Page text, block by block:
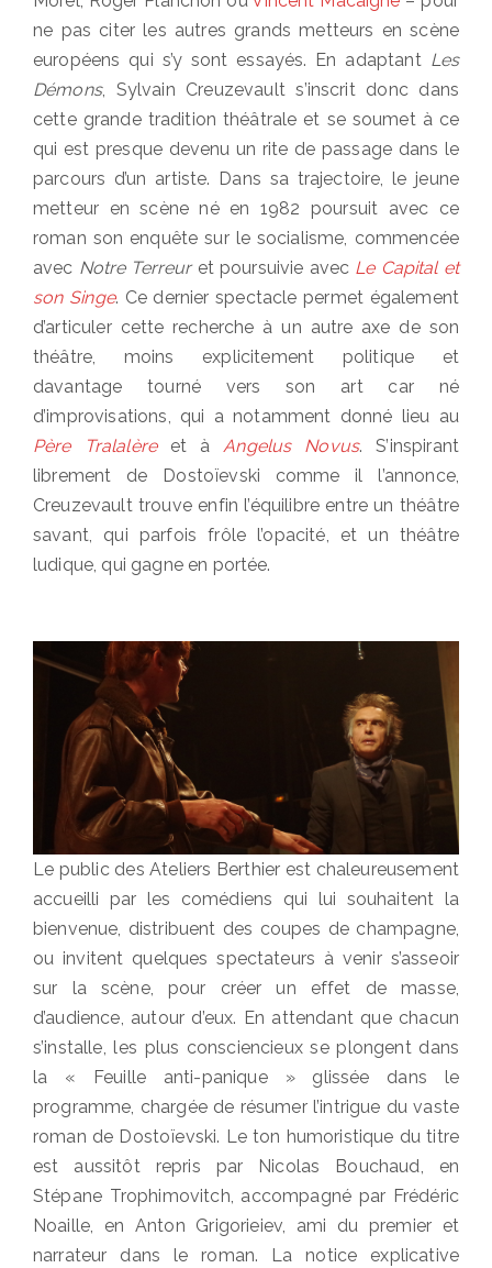
ne pas citer les autres grands metteurs en scène
européens qui s’y sont essayés. En adaptant Les
Démons, Sylvain Creuzevault s’inscrit donc dans
cette grande tradition théâtrale et se soumet à ce
qui est presque devenu un rite de passage dans le
parcours d’un artiste. Dans sa trajectoire, le jeune
metteur en scène né en 1982 poursuit avec ce
roman son enquête sur le socialisme, commencée
avec Notre Terreur et poursuivie avec Le Capital et
son Singe. Ce dernier spectacle permet également
d’articuler cette recherche à un autre axe de son
théâtre, moins explicitement politique et
davantage tourné vers son art car né
d’improvisations, qui a notamment donné lieu au
Père Tralalèreet àAngelus Novus. S’inspirant
librement de Dostoïevski comme il l’annonce,
Creuzevault trouve enfin l’équilibre entre un théâtre
savant, qui parfois frôle l’opacité, et un théâtre
ludique, qui gagne en portée.
Le public des Ateliers Berthier est chaleureusement
accueilli par les comédiens qui lui souhaitent la
bienvenue, distribuent des coupes de champagne,
ou invitent quelques spectateurs à venir s’asseoir
sur la scène, pour créer un effet de masse,
d’audience, autour d’eux. En attendant que chacun
s’installe, les plus consciencieux se plongent dans
la « Feuille anti-panique » glissée dans le
programme, chargée de résumer l’intrigue du vaste
roman de Dostoïevski. Le ton humoristique du titre
est aussitôt repris par Nicolas Bouchaud, en
Stépane Trophimovitch, accompagné par Frédéric
Noaille, en Anton Grigorieiev, ami du premier et
narrateur dans le roman. La notice explicative